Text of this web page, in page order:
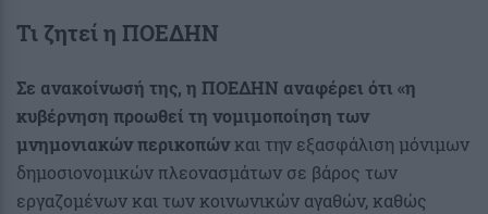
Τι ζητεί η ΠΟΕΔΗΝ
Σε ανακοίνωσή της, η ΠΟΕΔΗΝ αναφέρει ότι «η
κυβέρνηση προωθεί τη νομιμοποίηση των
μνημονιακών περικοπώνκαι την εξασφάλιση μόνιμων
δημοσιονομικών πλεονασμάτων σε βάρος των
εργαζομένων και των κοινωνικών αγαθών, καθώς